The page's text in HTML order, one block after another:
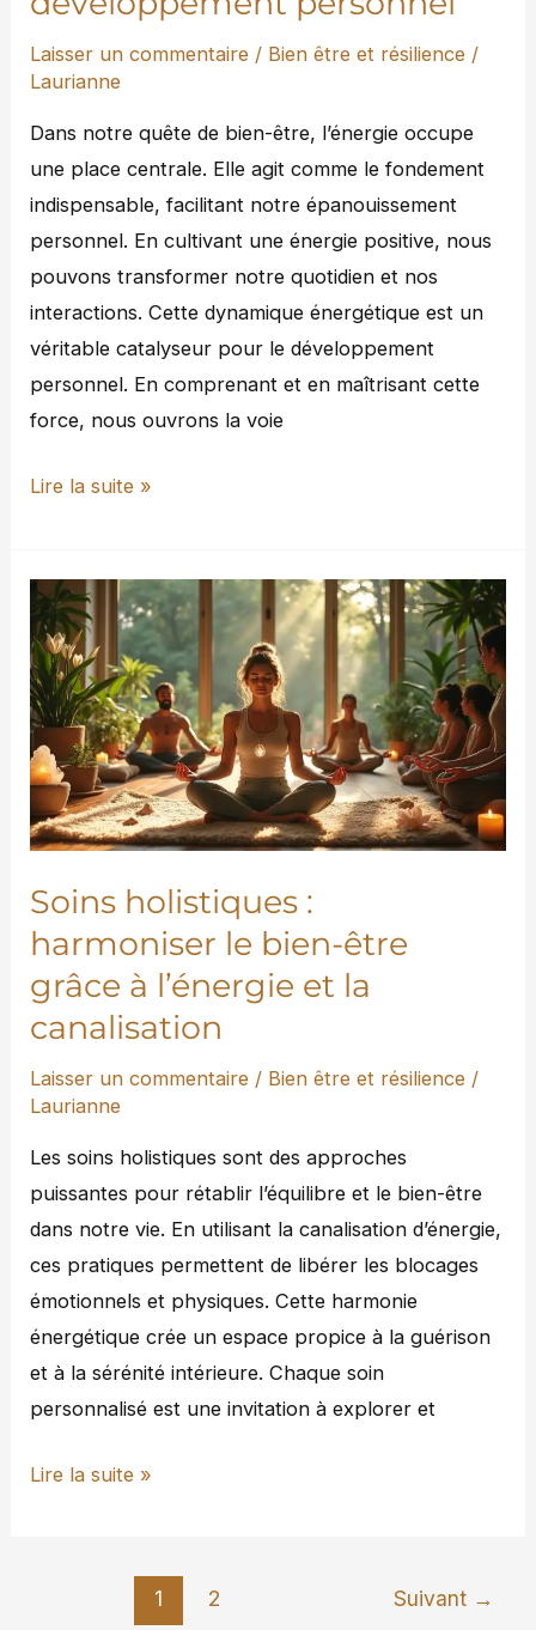
Laisser un commentaire / Bien être et résilience /
Laurianne
Dans notre quête de bien-être, l’énergie occupe
une place centrale. Elle agit comme le fondement
indispensable, facilitant notre épanouissement
personnel. En cultivant une énergie positive, nous
pouvons transformer notre quotidien et nos
interactions. Cette dynamique énergétique est un
véritable catalyseur pour le développement
personnel. En comprenant et en maîtrisant cette
force, nous ouvrons la voie
Lire la suite »
Soins holistiques :
harmoniser le bien-être
grâce à l’énergie et la
canalisation
Laisser un commentaire / Bien être et résilience /
Laurianne
Les soins holistiques sont des approches
puissantes pour rétablir l’équilibre et le bien-être
dans notre vie. En utilisant la canalisation d’énergie,
ces pratiques permettent de libérer les blocages
émotionnels et physiques. Cette harmonie
énergétique crée un espace propice à la guérison
et à la sérénité intérieure. Chaque soin
personnalisé est une invitation à explorer et
Soins
holistiques
:
harmoniser
le
bien-
être
grâce
l’énergie
et
la
canalisation
Lire la suite »
1 2 Suivant →